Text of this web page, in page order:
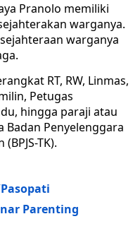
Pranolo memiliki
warganya.
warganya
RT, RW, Linmas,
Petugas
hingga paraji atau
Penyelenggara
TK).
Parenting